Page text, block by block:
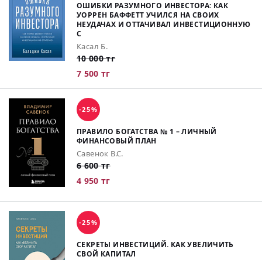
ОШИБКИ РАЗУМНОГО ИНВЕСТОРА: КАК
УОРРЕН БАФФЕТТ УЧИЛСЯ НА СВОИХ
НЕУДАЧАХ И ОТТАЧИВАЛ ИНВЕСТИЦИОННУЮ
С
Касал Б.
10 000 тг
7 500 тг
-25%
ПРАВИЛО БОГАТСТВА № 1 – ЛИЧНЫЙ
ФИНАНСОВЫЙ ПЛАН
Савенок В.С.
6 600 тг
4 950 тг
-25%
СЕКРЕТЫ ИНВЕСТИЦИЙ. КАК УВЕЛИЧИТЬ
СВОЙ КАПИТАЛ